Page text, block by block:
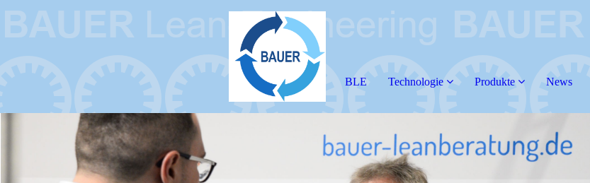
BLE Technologie Produkte News